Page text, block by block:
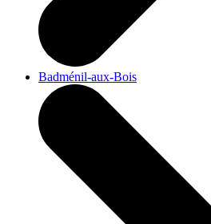
Badménil-aux-Bois